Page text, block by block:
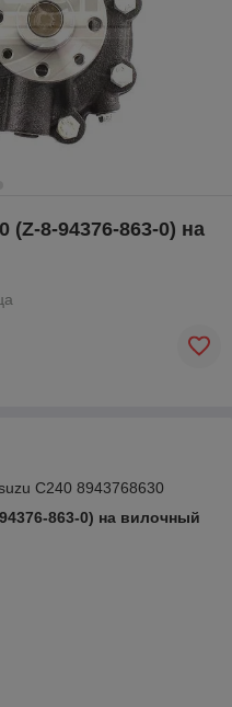
(Z-8-94376-863-0) на
C240 8943768630
863-0) на вилочный